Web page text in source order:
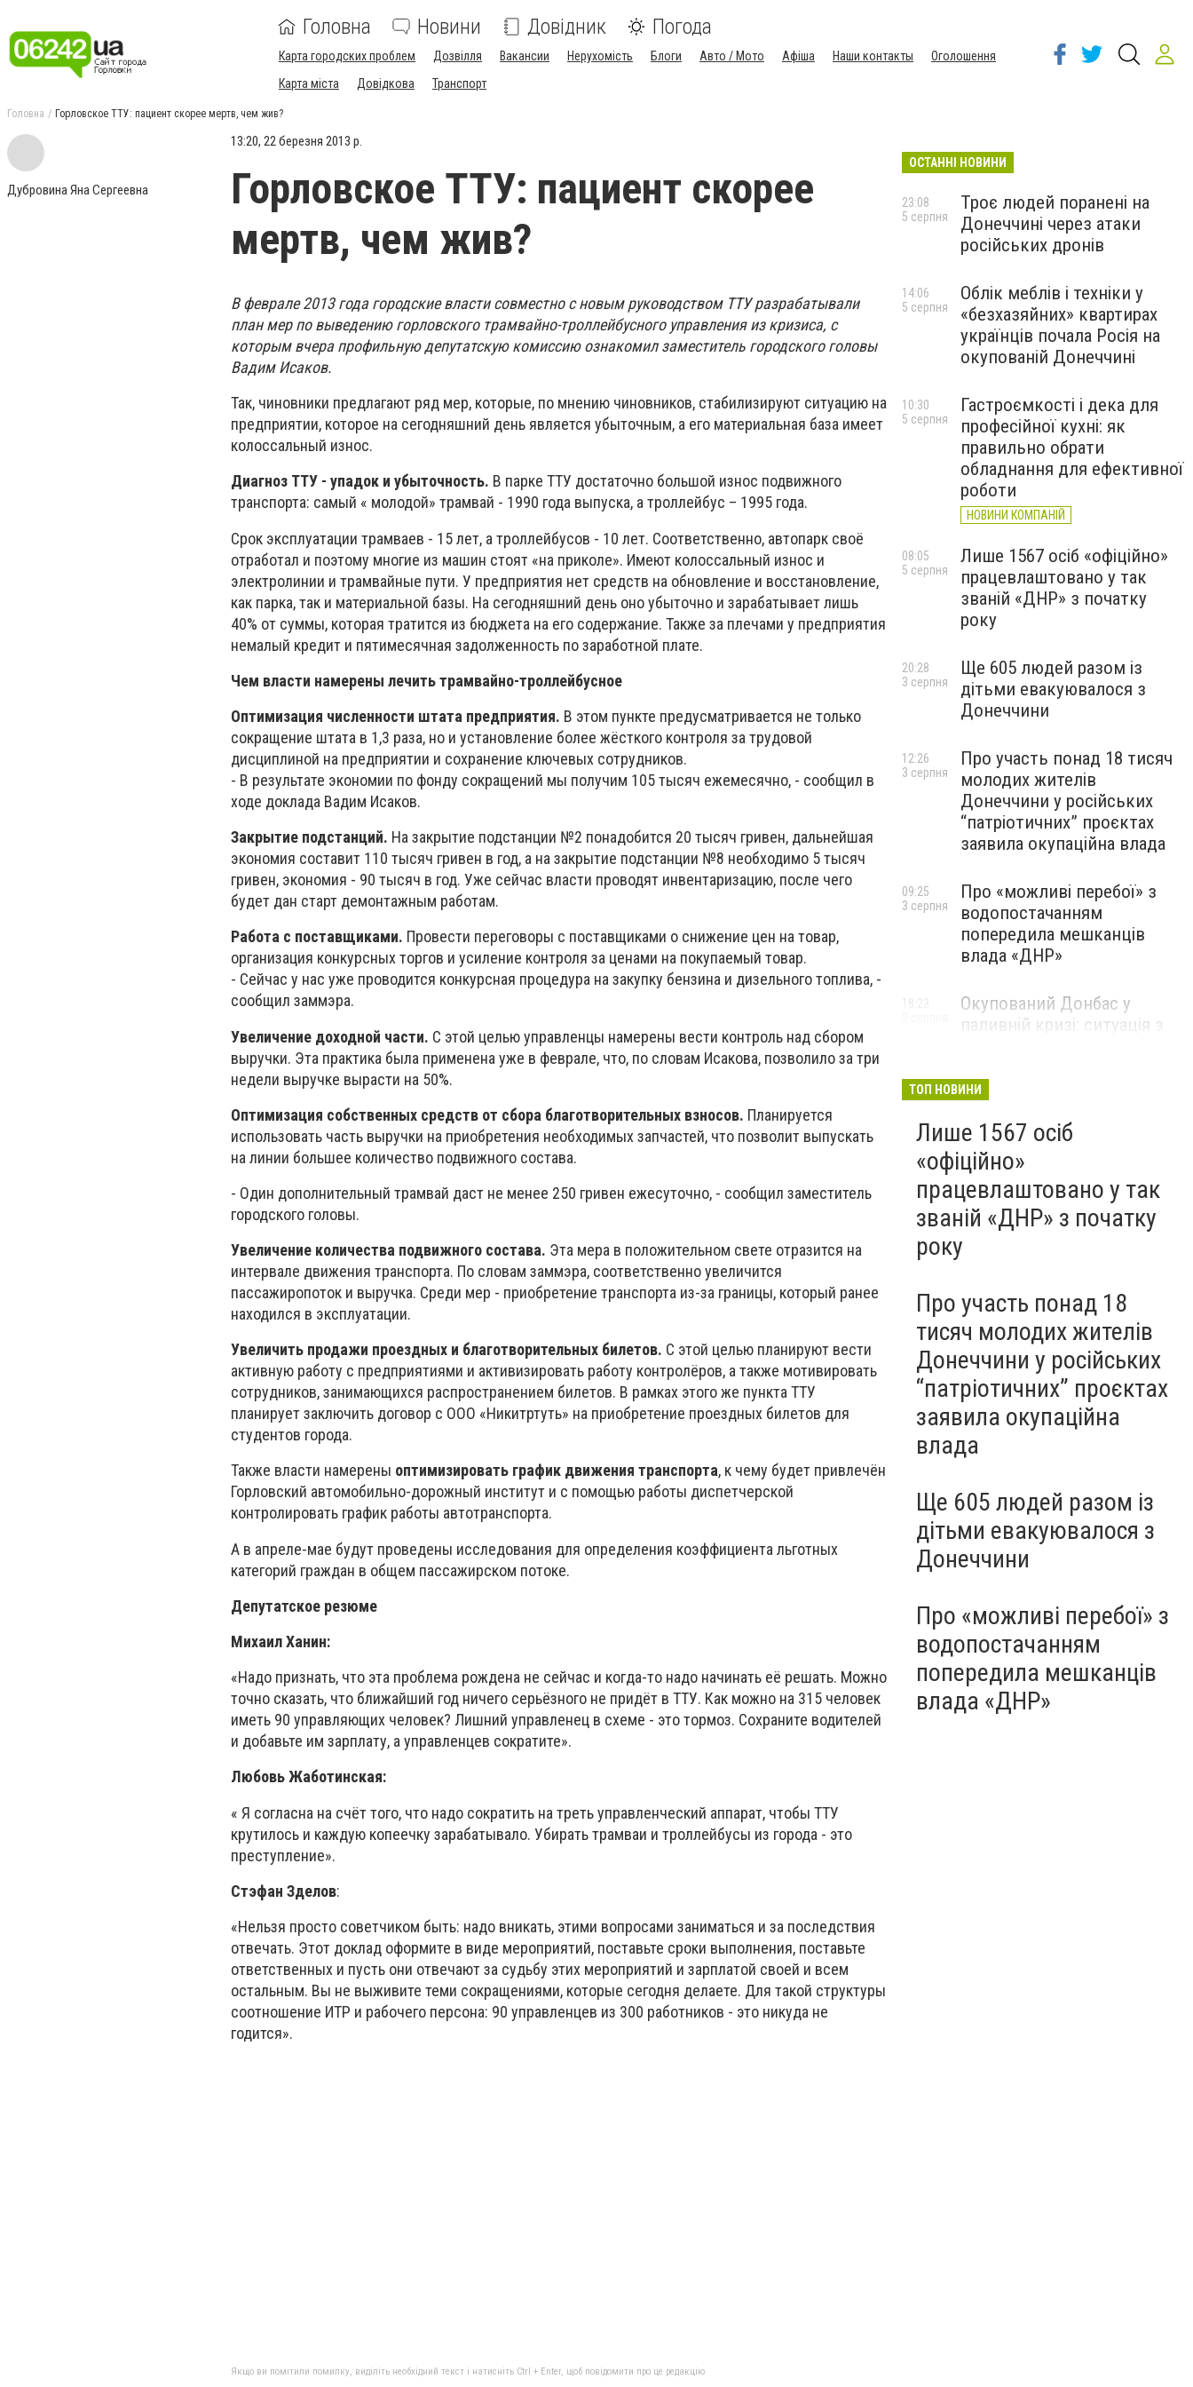
Головна Новини Довідник Погода
Карта городских проблем Дозвілля Вакансии Нерухомість Блоги Авто / Мото Афіша Наши контакты
Оголошення
Карта міста
Довідкова Транспорт
Головна Горловское ТТУ: пациент скорее мертв, чем жив?
Дубровина Яна Сергеевна
13:20, 22 березня 2013 р.
Горловское ТТУ: пациент скорее
мертв, чем жив?
В феврале 2013 года городские власти совместно с новым руководством ТТУ разрабатывали
план мер по выведению горловского трамвайно-троллейбусного управления из кризиса, с
которым вчера профильную депутатскую комиссию ознакомил заместитель городского головы
Вадим Исаков.
Так, чиновники предлагают ряд мер, которые, по мнению чиновников, стабилизируют ситуацию на
предприятии, которое на сегодняшний день является убыточным, а его материальная база имеет
колоссальный износ.
Диагноз ТТУ - упадок и убыточность. В парке ТТУ достаточно большой износ подвижного
транспорта: самый « молодой» трамвай - 1990 года выпуска, а троллейбус – 1995 года.
Срок эксплуатации трамваев - 15 лет, а троллейбусов - 10 лет. Соответственно, автопарк своё
отработал и поэтому многие из машин стоят «на приколе». Имеют колоссальный износ и
электролинии и трамвайные пути. У предприятия нет средств на обновление и восстановление,
как парка, так и материальной базы. На сегодняшний день оно убыточно и зарабатывает лишь
40% от суммы, которая тратится из бюджета на его содержание. Также за плечами у предприятия
немалый кредит и пятимесячная задолженность по заработной плате.
Чем власти намерены лечить трамвайно-троллейбусное
Оптимизация численности штата предприятия. В этом пункте предусматривается не только
сокращение штата в 1,3 раза, но и установление более жёсткого контроля за трудовой
дисциплиной на предприятии и сохранение ключевых сотрудников.
- В результате экономии по фонду сокращений мы получим 105 тысяч ежемесячно, - сообщил в
ходе доклада Вадим Исаков.
Закрытие подстанций. На закрытие подстанции №2 понадобится 20 тысяч гривен, дальнейшая
экономия составит 110 тысяч гривен в год, а на закрытие подстанции №8 необходимо 5 тысяч
гривен, экономия - 90 тысяч в год. Уже сейчас власти проводят инвентаризацию, после чего
будет дан старт демонтажным работам.
Работа с поставщиками. Провести переговоры с поставщиками о снижение цен на товар,
организация конкурсных торгов и усиление контроля за ценами на покупаемый товар.
- Сейчас у нас уже проводится конкурсная процедура на закупку бензина и дизельного топлива, -
сообщил заммэра.
Увеличение доходной части. С этой целью управленцы намерены вести контроль над сбором
выручки. Эта практика была применена уже в феврале, что, по словам Исакова, позволило за три
недели выручке вырасти на 50%.
Оптимизация собственных средств от сбора благотворительных взносов. Планируется
использовать часть выручки на приобретения необходимых запчастей, что позволит выпускать
на линии большее количество подвижного состава.
- Один дополнительный трамвай даст не менее 250 гривен ежесуточно, - сообщил заместитель
городского головы.
Увеличение количества подвижного состава. Эта мера в положительном свете отразится на
интервале движения транспорта. По словам заммэра, соответственно увеличится
пассажиропоток и выручка. Среди мер - приобретение транспорта из-за границы, который ранее
находился в эксплуатации.
Увеличить продажи проездных и благотворительных билетов. С этой целью планируют вести
активную работу с предприятиями и активизировать работу контролёров, а также мотивировать
сотрудников, занимающихся распространением билетов. В рамках этого же пункта ТТУ
планирует заключить договор с ООО «Никитртуть» на приобретение проездных билетов для
студентов города.
Также власти намерены оптимизировать график движения транспорта, к чему будет привлечён
Горловский автомобильно-дорожный институт и с помощью работы диспетчерской
контролировать график работы автотранспорта.
А в апреле-мае будут проведены исследования для определения коэффициента льготных
категорий граждан в общем пассажирском потоке.
Депутатское резюме
Михаил Ханин:
«Надо признать, что эта проблема рождена не сейчас и когда-то надо начинать её решать. Можно
точно сказать, что ближайший год ничего серьёзного не придёт в ТТУ. Как можно на 315 человек
иметь 90 управляющих человек? Лишний управленец в схеме - это тормоз. Сохраните водителей
и добавьте им зарплату, а управленцев сократите».
Любовь Жаботинская:
« Я согласна на счёт того, что надо сократить на треть управленческий аппарат, чтобы ТТУ
крутилось и каждую копеечку зарабатывало. Убирать трамваи и троллейбусы из города - это
преступление».
Стэфан Зделов:
«Нельзя просто советчиком быть: надо вникать, этими вопросами заниматься и за последствия
отвечать. Этот доклад оформите в виде мероприятий, поставьте сроки выполнения, поставьте
ответственных и пусть они отвечают за судьбу этих мероприятий и зарплатой своей и всем
остальным. Вы не выживите теми сокращениями, которые сегодня делаете. Для такой структуры
соотношение ИТР и рабочего персона: 90 управленцев из 300 работников - это никуда не
годится».
Якщо ви помітили помилку, виділіть необхідний текст і натисніть Ctrl + Enter, щоб повідомити про це редакцію
ОСТАННІ НОВИНИ
Троє людей поранені на
Донеччині через атаки
російських дронів
23:08
5 серпня
Облік меблів і техніки у
«безхазяйних» квартирах
українців почала Росія на
окупованій Донеччині
14:06
5 серпня
Гастроємкості і дека для
професійної кухні: як
правильно обрати
обладнання для ефективної
роботи
НОВИНИ КОМПАНІЙ
10:30
5 серпня
Лише 1567 осіб «офіційно»
працевлаштовано у так
званій «ДНР» з початку
року
08:05
5 серпня
Ще 605 людей разом із
дітьми евакуювалося з
Донеччини
20:28
3 серпня
Про участь понад 18 тисяч
молодих жителів
Донеччини у російських
“патріотичних” проєктах
заявила окупаційна влада
12:26
3 серпня
Про «можливі перебої» з
водопостачанням
попередила мешканців
влада «ДНР»
09:25
3 серпня
Окупований Донбас у
паливній кризі: ситуація з
ТОП НОВИНИ
Лише 1567 осіб
«офіційно»
працевлаштовано у так
званій «ДНР» з початку
року
Про участь понад 18
тисяч молодих жителів
Донеччини у російських
“патріотичних” проєктах
заявила окупаційна
влада
Ще 605 людей разом із
дітьми евакуювалося з
Донеччини
Про «можливі перебої» з
водопостачанням
попередила мешканців
влада «ДНР»